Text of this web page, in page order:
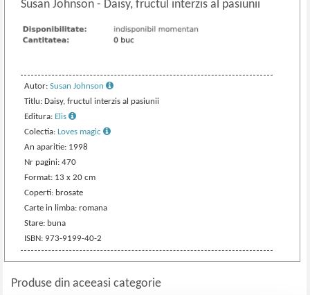
Susan Johnson- Daisy, fructul interzis al pasiunii
Autor:Susan Johnson
Titlu: Daisy, fructul interzis al pasiunii
Editura: Elis
Colectia:Loves magic
An aparitie: 1998
Nr pagini: 470
Format: 13 x 20 cm
Coperti: brosate
Carte in limba: romana
Stare: buna
ISBN: 973-9199-40-2
Produse din aceeasi categorie